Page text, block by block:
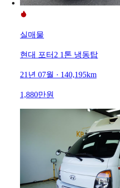
실매물
현대 포터2 1톤 냉동탑
21년 07월 · 140,195km
1,880만원